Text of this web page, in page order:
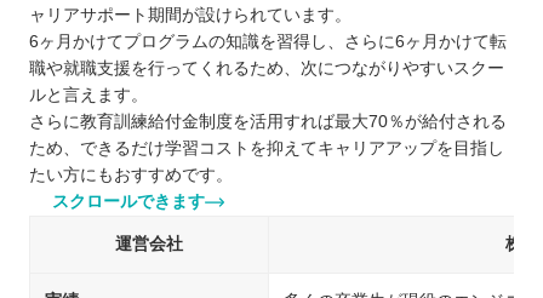
ャリアサポート期間が設けられています。
6ヶ月かけてプログラムの知識を習得し、さらに6ヶ月かけて転
職や就職支援を行ってくれるため、次につながりやすいスクー
ルと言えます。
さらに教育訓練給付金制度を活用すれば最大70％が給付される
ため、できるだけ学習コストを抑えてキャリアアップを目指し
たい方にもおすすめです。
スクロールできます
運営会社 株式